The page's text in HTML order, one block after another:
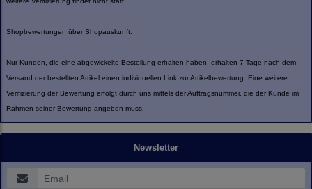
Shopbewertungen über Shopauskunft:
Nur Kunden, die eine abgewickelte Bestellung erhalten haben, erhalten 7 Tage nach dem
Versand der bestellten Artikel einen individuellen Link zur Artikelbewertung. Eine weitere
Verifizierung der Bewertung erfolgt durch uns mittels der Auftragsnummer, die der Kunde im
Rahmen seiner Bewertung angeben muss.
Newsletter